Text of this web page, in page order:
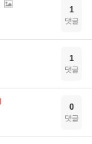
1
댓글
1
댓글
0
댓글